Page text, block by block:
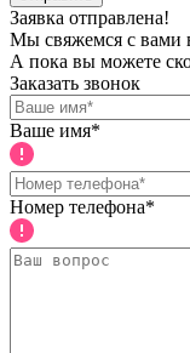
Заявка отправлена!
Мы свяжемся с вами
А пока вы можете
Заказать звонок
Ваше имя*
Номер телефона*